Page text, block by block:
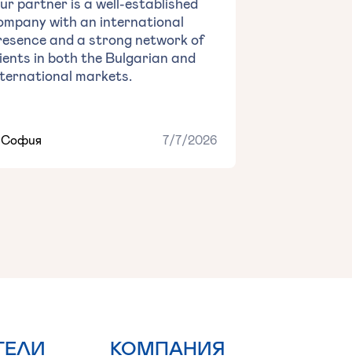
partner is a well-established
with an international
and a strong network of
in both the Bulgarian and
markets.
София 7/7/2026
КОМПАНИЯ